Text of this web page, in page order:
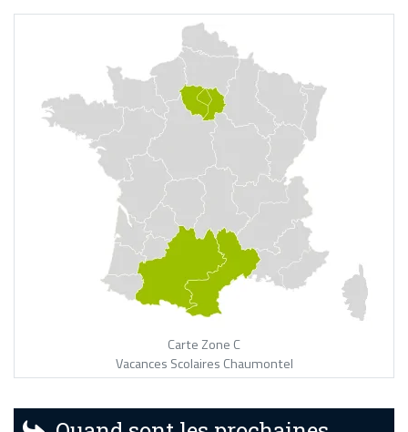
Carte Zone C
Vacances Scolaires Chaumontel